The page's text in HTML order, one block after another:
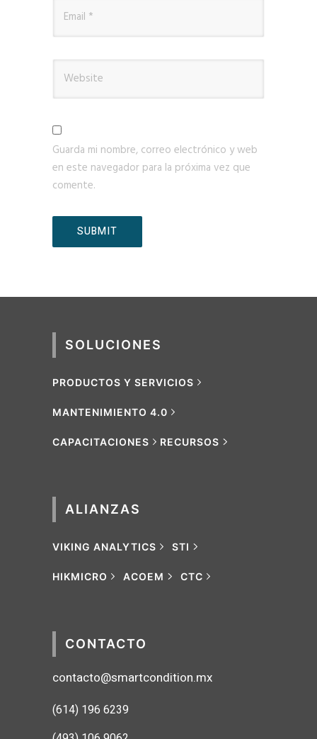
Guarda mi nombre, correo electrónico y web
en este navegador para la próxima vez que
comente.
SOLUCIONES
PRODUCTOS Y SERVICIOS
MANTENIMIENTO 4.0
CAPACITACIONES RECURSOS
ALIANZAS
VIKING ANALYTICS STI
HIKMICRO ACOEM CTC
CONTACTO
contacto@smartcondition.mx
(614) 196 6239